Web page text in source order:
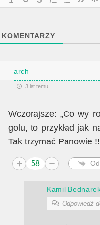
KOMENTARZY
arch
3 lat temu
Wczorajsze: „Co wy
golu, to przykład jak
Tak trzymać Panowie
58
Kamil
Odpowiedź